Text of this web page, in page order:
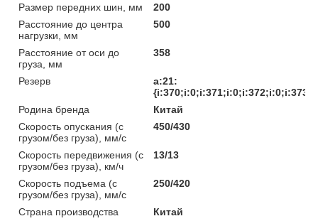
Размер передних шин, мм
200
Расстояние до центра
нагрузки, мм
500
Расстояние от оси до
груза, мм
358
Резерв
a:21:
Родина бренда
Китай
Скорость опускания (с
грузом/без груза), мм/с
450/430
Скорость передвижения (с
грузом/без груза), км/ч
13/13
Скорость подъема (с
грузом/без груза), мм/с
250/420
Страна производства
Китай